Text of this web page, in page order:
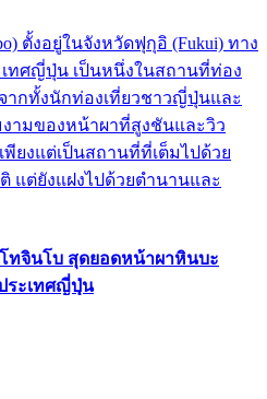
ตั้งอยู่ในจังหวัดฟุกุอิ (Fukui) ทาง
ทศญี่ปุ่น เป็นหนึ่งในสถานที่ท่อง
ากทั้งนักท่องเที่ยวชาวญี่ปุ่นและ
ามของหน้าผาที่สูงชันและวิว
ยงแต่เป็นสถานที่ที่เต็มไปด้วย
แต่ยังแฝงไปด้วยตำนานและ
ทจินโบ สุดยอดหน้าผาหินบะ
ระเทศญี่ปุ่น